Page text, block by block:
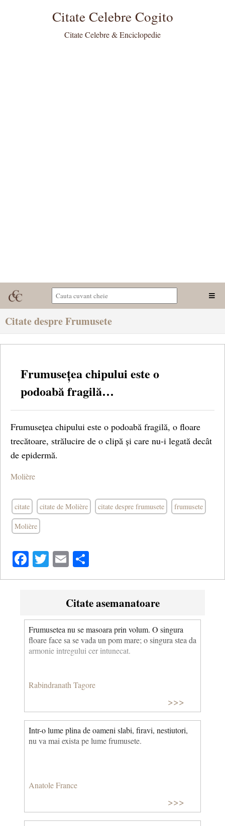
Citate Celebre Cogito
Citate Celebre & Enciclopedie
Citate despre Frumusete
Frumusețea chipului este o
podoabă fragilă…
Frumusețea chipului este o podoabă fragilă, o floare
trecătoare, strălucire de o clipă și care nu-i legată decât
de epidermă.
Molière
citate citate de Molière citate despre frumusete frumusete
Molière
Facebook
Twitter
Email
Citate asemanatoare
Frumusetea nu se masoara prin volum. O singura
floare face sa se vada un pom mare; o singura stea da
armonie intregului cer intunecat.
Rabindranath Tagore
>>>
Intr-o lume plina de oameni slabi, firavi, nestiutori,
nu va mai exista pe lume frumusete.
Anatole France
>>>